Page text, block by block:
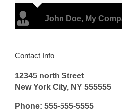
John Doe, My
Contact Info
12345 north Street
New York City, NY 555555
Phone: 555-555-5555